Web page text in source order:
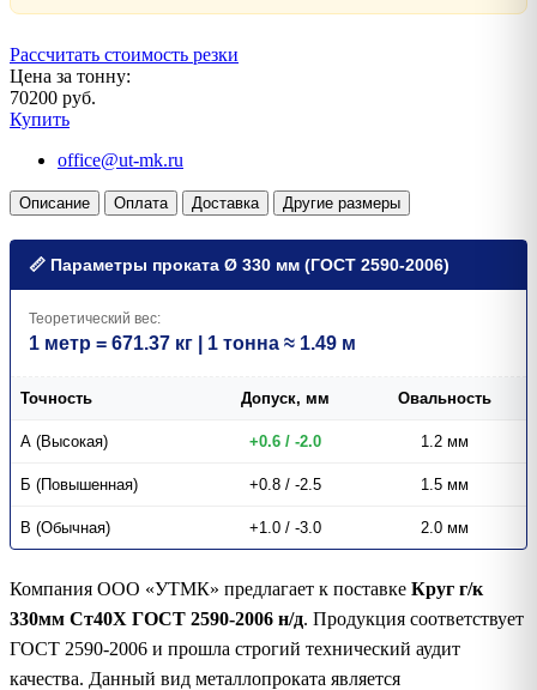
Рассчитать стоимость резки
Цена за тонну:
70200 руб.
Купить
office@ut-mk.ru
Описание Оплата Доставка Другие размеры
📏 Параметры проката Ø 330 мм (ГОСТ 2590-2006)
Теоретический вес:
1 метр = 671.37 кг | 1 тонна ≈ 1.49 м
Точность Допуск, мм Овальность
А (Высокая) +0.6 / -2.0 1.2 мм
Б (Повышенная) +0.8 / -2.5 1.5 мм
В (Обычная) +1.0 / -3.0 2.0 мм
Компания ООО «УТМК» предлагает к поставке Круг г/к
330мм Ст40Х ГОСТ 2590-2006 н/д. Продукция соответствует
ГОСТ 2590-2006 и прошла строгий технический аудит
качества. Данный вид металлопроката является